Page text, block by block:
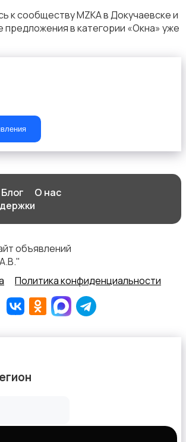
к сообществу MZKA в Докучаевске и
предложения в категории «Окна» уже
Блог
О нас
объявлений
Политика конфиденциальности